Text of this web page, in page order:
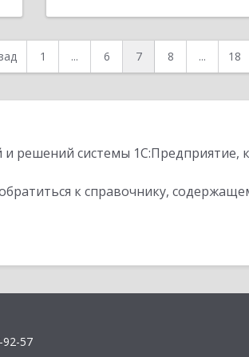
1 ... 6 7 8 ... 18
и решений системы 1С:Предприятие,
к справочнику,
92-57